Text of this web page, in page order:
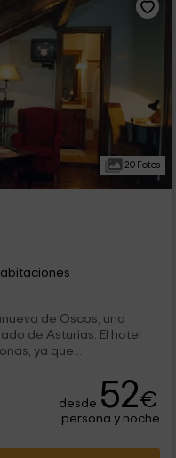
20 Fotos
de Oscos, una
de Asturias. El hotel
ya que...
desde 52€
persona y noche